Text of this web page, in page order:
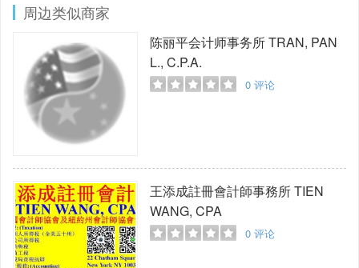
周边类似商家
陈丽平会计师事务所TRAN, PAN
L., C.P.A.
0评论
王添成註冊會計師事務所TIEN
WANG, CPA
0评论